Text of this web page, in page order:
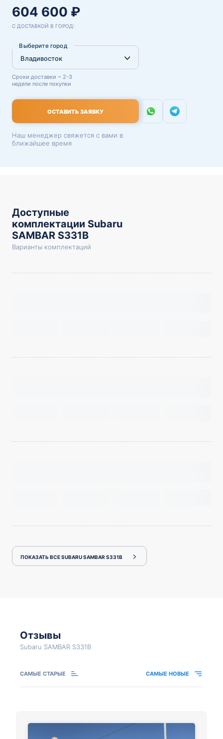
604 600 ₽
С ДОСТАВКОЙ В ГОРОД:
Выберите город
Сроки доставки ~ 2-3
недели после покупки
ОСТАВИТЬ ЗАЯВКУ
Наш менеджер свяжется с вами в
ближайшее время
Доступные
комплектации Subaru
SAMBAR S331B
Варианты комплектаций
ПОКАЗАТЬ ВСЕ SUBARU SAMBAR S331B
Отзывы
Subaru SAMBAR S331B
САМЫЕ СТАРЫЕ САМЫЕ НОВЫЕ